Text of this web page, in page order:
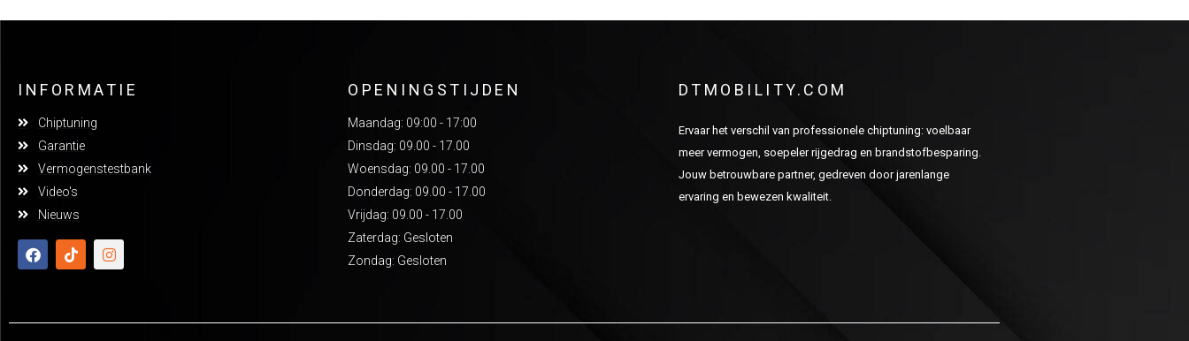
INFORMATIE
Chiptuning
Garantie
Vermogenstestbank
Video's
Nieuws
OPENINGSTIJDEN
Maandag: 09:00 - 17:00
Dinsdag: 09.00 - 17.00
Woensdag: 09.00 - 17.00
Donderdag: 09.00 - 17.00
Vrijdag: 09.00 - 17.00
Zaterdag: Gesloten
Zondag: Gesloten
DTMOBILITY.COM
Ervaar het verschil van professionele chiptuning: voelbaar
meer vermogen, soepeler rijgedrag en brandstofbesparing.
Jouw betrouwbare partner, gedreven door jarenlange
ervaring en bewezen kwaliteit.